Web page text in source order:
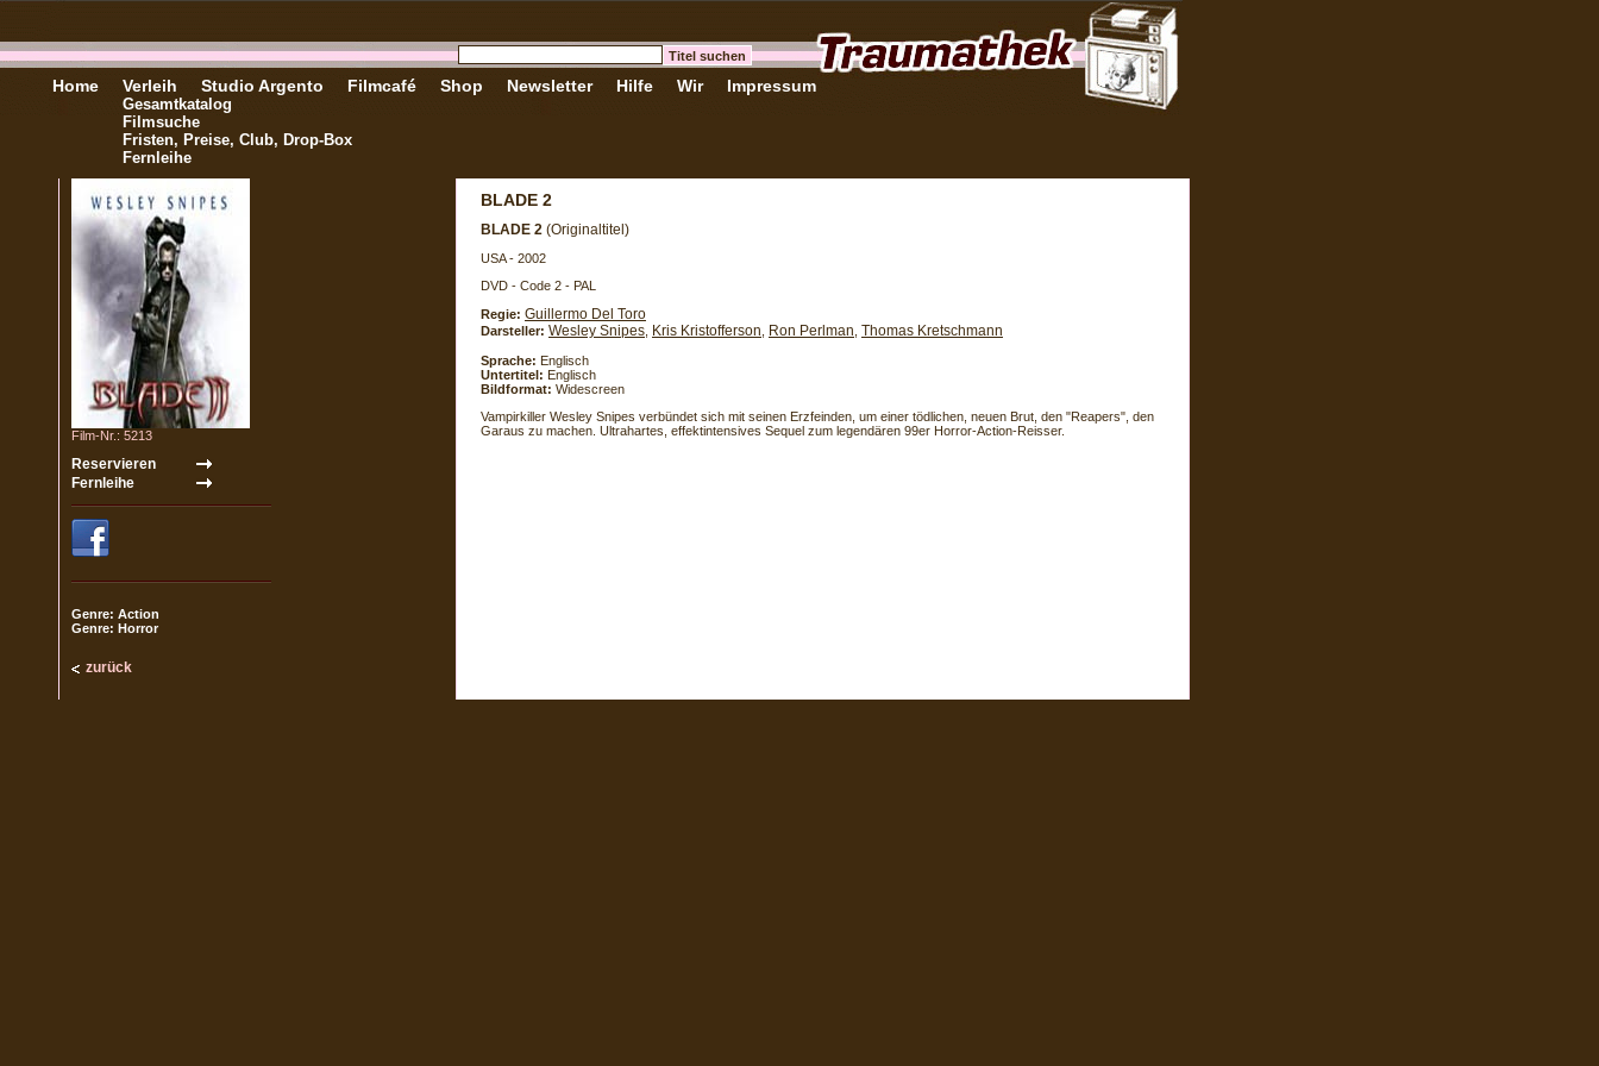
Home Verleih
Gesamtkatalog
Filmsuche
Fristen, Preise, Club, Drop-Box
Fernleihe
Studio Argento Filmcafé Shop Newsletter Hilfe Wir Impressum
Film-Nr.: 5213
Genre: Action
Genre: Horror
zurück
BLADE 2
BLADE 2 (Originaltitel)
USA - 2002
DVD - Code 2 - PAL
Regie: Guillermo Del Toro
Darsteller: Wesley Snipes Kris Kristofferson Ron Perlman Thomas Kretschmann
Sprache: Englisch
Untertitel: Englisch
Bildformat: Widescreen
Vampirkiller Wesley Snipes verbündet sich mit seinen Erzfeinden, um einer tödlichen, neuen Brut, den "Reapers", den
Garaus zu machen. Ultrahartes, effektintensives Sequel zum legendären 99er Horror-Action-Reisser.